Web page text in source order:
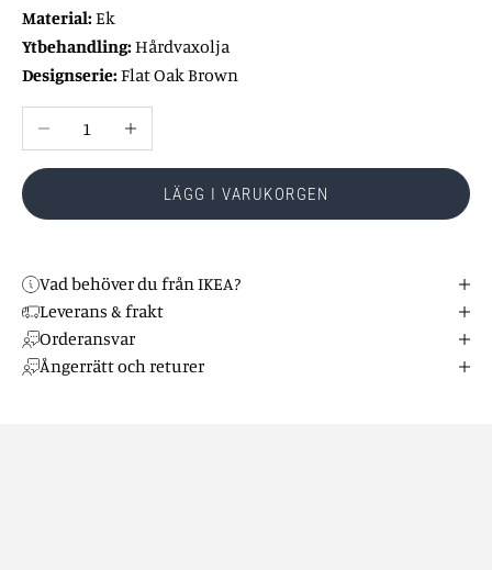
Material:Ek
Ytbehandling:Hårdvaxolja
Designserie:Flat Oak Brown
Minska antal Öka antal
LÄGG I VARUKORGEN
Vad behöver du från IKEA?
Leverans & frakt
Orderansvar
Ångerrätt och returer